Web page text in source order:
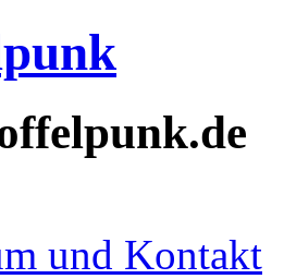
und Kontakt